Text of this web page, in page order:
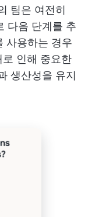
팀은 여전히
다음 단계를 추
사용하는 경우
인해 중요한
생산성을 유지